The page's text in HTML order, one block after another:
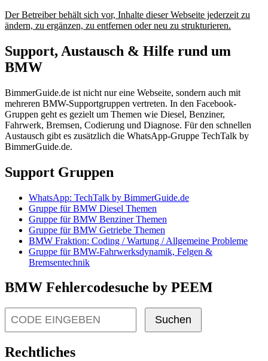
Der Betreiber behält sich vor, Inhalte dieser Webseite jederzeit zu
ändern, zu ergänzen, zu entfernen oder neu zu strukturieren.
Support, Austausch & Hilfe rund um
BMW
BimmerGuide.de ist nicht nur eine Webseite, sondern auch mit
mehreren BMW-Supportgruppen vertreten. In den Facebook-
Gruppen geht es gezielt um Themen wie Diesel, Benziner,
Fahrwerk, Bremsen, Codierung und Diagnose. Für den schnellen
Austausch gibt es zusätzlich die WhatsApp-Gruppe TechTalk by
BimmerGuide.de.
Support Gruppen
WhatsApp: TechTalk by BimmerGuide.de
Gruppe für BMW Diesel Themen
Gruppe für BMW Benziner Themen
Gruppe für BMW Getriebe Themen
BMW Fraktion: Coding / Wartung / Allgemeine Probleme
Gruppe für BMW-Fahrwerksdynamik, Felgen &
Bremsentechnik
BMW Fehlercodesuche by PEEM
Suchen
Rechtliches